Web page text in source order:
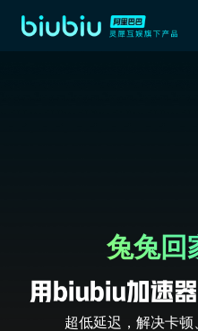
兔兔回
超低延迟，解决卡